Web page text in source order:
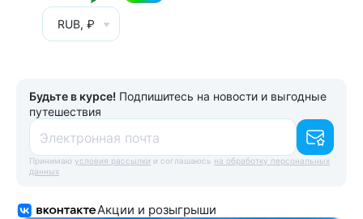
RUB, ₽
Будьте в курсе! Подпишитесь на новости и выгодные
путешествия
Электронная почта
Принимаю условия рассылки и соглашаюсь на обработку персональных
данных
Акции и розыгрыши